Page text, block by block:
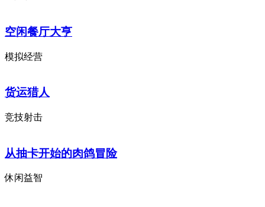
空闲餐厅大亨
模拟经营
货运猎人
竞技射击
从抽卡开始的肉鸽冒险
休闲益智